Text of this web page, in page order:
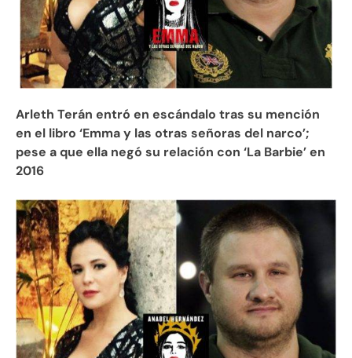
Arleth Terán entró en escándalo tras su mención
en el libro ‘Emma y las otras señoras del narco’;
pese a que ella negó su relación con ‘La Barbie’ en
2016